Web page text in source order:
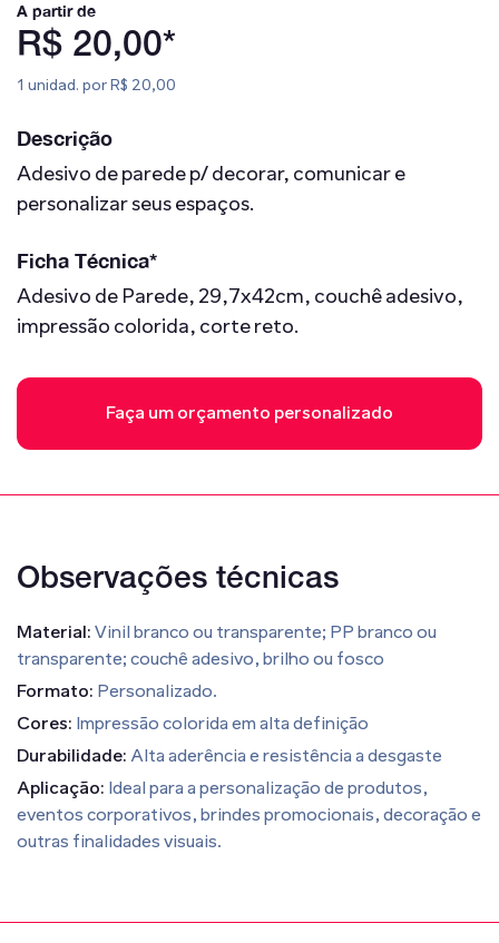
A partir de
R$ 20,00*
1 unidad. por R$ 20,00
Descrição
Adesivo de parede p/ decorar, comunicar e
personalizar seus espaços.
Ficha Técnica*
Adesivo de Parede, 29,7x42cm, couchê adesivo,
impressão colorida, corte reto.
Faça um orçamento personalizado
Observações técnicas
Material: Vinil branco ou transparente; PP branco ou
transparente; couchê adesivo, brilho ou fosco
Formato: Personalizado.
Cores: Impressão colorida em alta definição
Durabilidade: Alta aderência e resistência a desgaste
Aplicação: Ideal para a personalização de produtos,
eventos corporativos, brindes promocionais, decoração e
outras finalidades visuais.